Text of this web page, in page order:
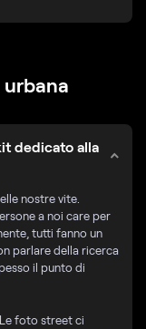
dedicato alla
nostre vite.
a noi care per
tutti fanno un
parlare della ricerca
il punto di
foto street ci